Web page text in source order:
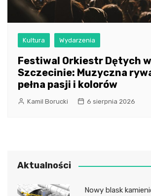
Kultura Wydarzenia
Festiwal Orkiestr Dętych w
Szczecinie: Muzyczna
pełna pasji i kolorów
Kamil Borucki 6 sierpnia 2026
Aktualności
Nowy blask